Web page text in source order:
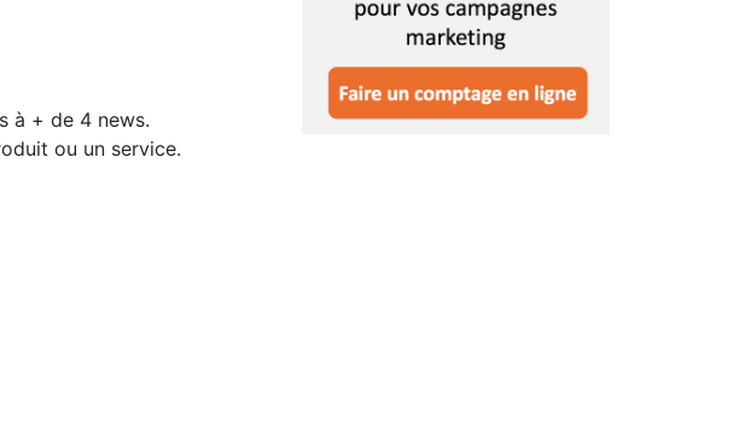
à + de 4 news.
ou un service.